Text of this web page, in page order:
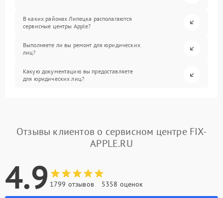
В каких районах Липецка располагаются
сервисные центры Apple?
Выполняете ли вы ремонт для юридических
лиц?
Какую документацию вы предоставляете
для юридических лиц?
Отзывы клиентов о сервисном центре FIX-
APPLE.RU
4.9 1799 отзывов 5358 оценок